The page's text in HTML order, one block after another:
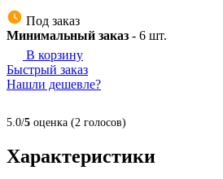
Под заказ
Минимальный заказ - 6 шт.
В корзину
Быстрый заказ
Нашли дешевле?
5.0/5 оценка (2 голосов)
Характеристики